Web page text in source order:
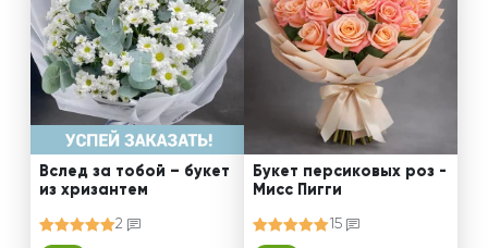
Вслед за тобой – букет
из хризантем
2
Букет персиковых роз -
Мисс Пигги
15